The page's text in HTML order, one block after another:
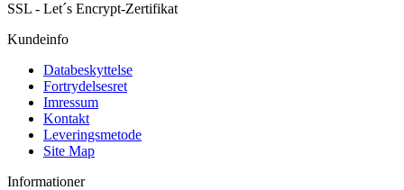
SSL - Let´s Encrypt-Zertifikat
Kundeinfo
Databeskyttelse
Fortrydelsesret
Imressum
Kontakt
Leveringsmetode
Site Map
Informationer